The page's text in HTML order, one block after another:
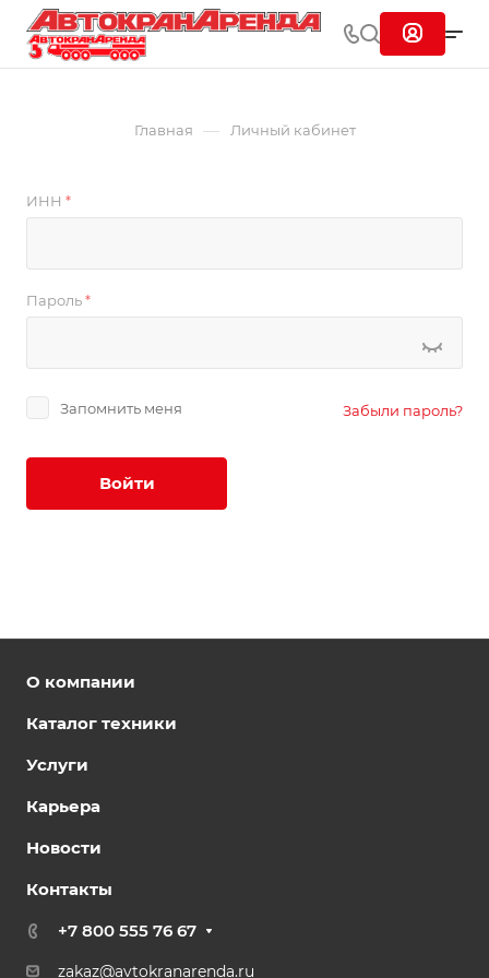
Главная — Личный кабинет
ИНН *
Пароль*
Запомнить меня Забыли пароль?
Войти
О компании
Каталог техники
Услуги
Карьера
Новости
Контакты
+7 800 555 76 67
zakaz@avtokranarenda.ru